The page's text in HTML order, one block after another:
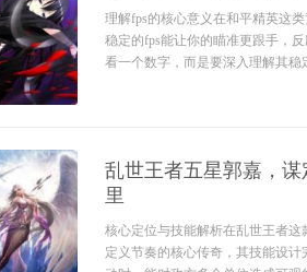
理解fps的核心意义在和平精英这
稳定的fps能让你的瞄准更跟手，
看一个数字，而是要深入理解其稳
乱世王者五星郭嘉，
里
核心定位与技能解析在乱世王者
定义节奏的核心传奇，其技能设